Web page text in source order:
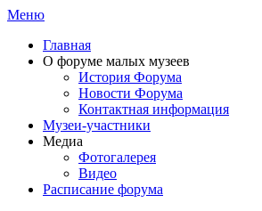
Меню
Главная
О форуме малых музеев
История Форума
Новости Форума
Контактная информация
Музеи-участники
Медиа
Фотогалерея
Видео
Расписание форума